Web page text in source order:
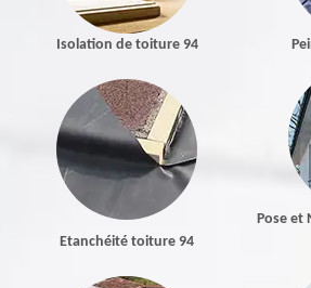
Isolation de toiture 94
Etanchéité toiture 94
Pose et